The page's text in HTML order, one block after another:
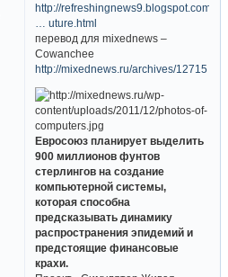
http://refreshingnews9.blogspot.com/
… uture.html
перевод для mixednews –
Cowanchee
http://mixednews.ru/archives/12715
Евросоюз планирует выделить
900 миллионов фунтов
стерлингов на создание
компьютерной системы,
которая способна
предсказывать динамику
распространения эпидемий и
предстоящие финансовые
крахи.